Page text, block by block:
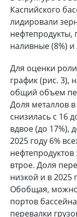
Каспийского
лидировали
нефтепродукты,
наливные (8%) и
Для оценки
график (рис. 3),
общий объем
Доля металлов
снизилась с 16
вдвое (до 17%),
2025 году 6%
втрое. Доля
низкой и в 2025
Обобщая, можно
портов
перевалки